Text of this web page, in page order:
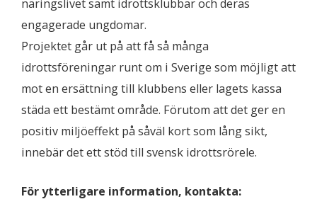
näringslivet samt idrottsklubbar och deras
engagerade ungdomar.
Projektet går ut på att få så många
idrottsföreningar runt om i Sverige som möjligt att
mot en ersättning till klubbens eller lagets kassa
städa ett bestämt område. Förutom att det ger en
positiv miljöeffekt på såväl kort som lång sikt,
innebär det ett stöd till svensk idrottsrörele.
För ytterligare information, kontakta: